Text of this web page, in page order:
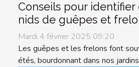
Conseils pour
nids de guêpes et
Mardi 4 février 2025 09:20
Les guêpes et les frelons font
étés, bourdonnant dans nos